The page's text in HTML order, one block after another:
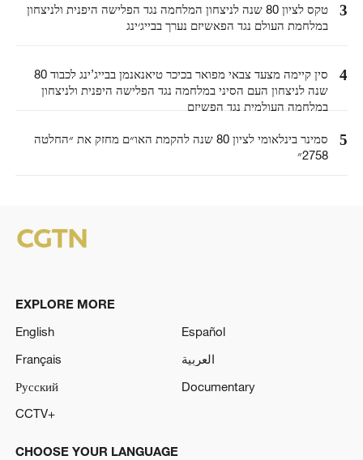
3
טקס לציון 80 שנה לניצחון המלחמה נגד הפלישה היפנית ולניצחון
במלחמת העולם נגד הפאשיזם נערך בבייג׳ינג
4
סין קיימה מצעד צבאי מפואר בכיכר טיאנאנמן בבייג’ינג לכבוד 80
שנה לניצחון העם הסיני במלחמה נגד הפלישה היפנית ולניצחון
במלחמה העולמית נגד הפשיזם
5
סמינר בינלאומי לציון 80 שנה להקמת האו״ם מחזק את ״החלטה
2758״
EXPLORE MORE
English
Español
Français
العربية
Русский
Documentary
CCTV+
CHOOSE YOUR LANGUAGE